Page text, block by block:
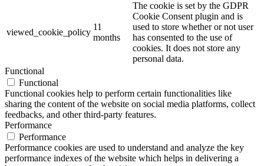
viewed_cookie_policy
11
months
The cookie is set by the GDPR
Cookie Consent plugin and is
used to store whether or not user
has consented to the use of
cookies. It does not store any
personal data.
Functional
Functional
Functional cookies help to perform certain functionalities like
sharing the content of the website on social media platforms, collect
feedbacks, and other third-party features.
Performance
Performance
Performance cookies are used to understand and analyze the key
performance indexes of the website which helps in delivering a